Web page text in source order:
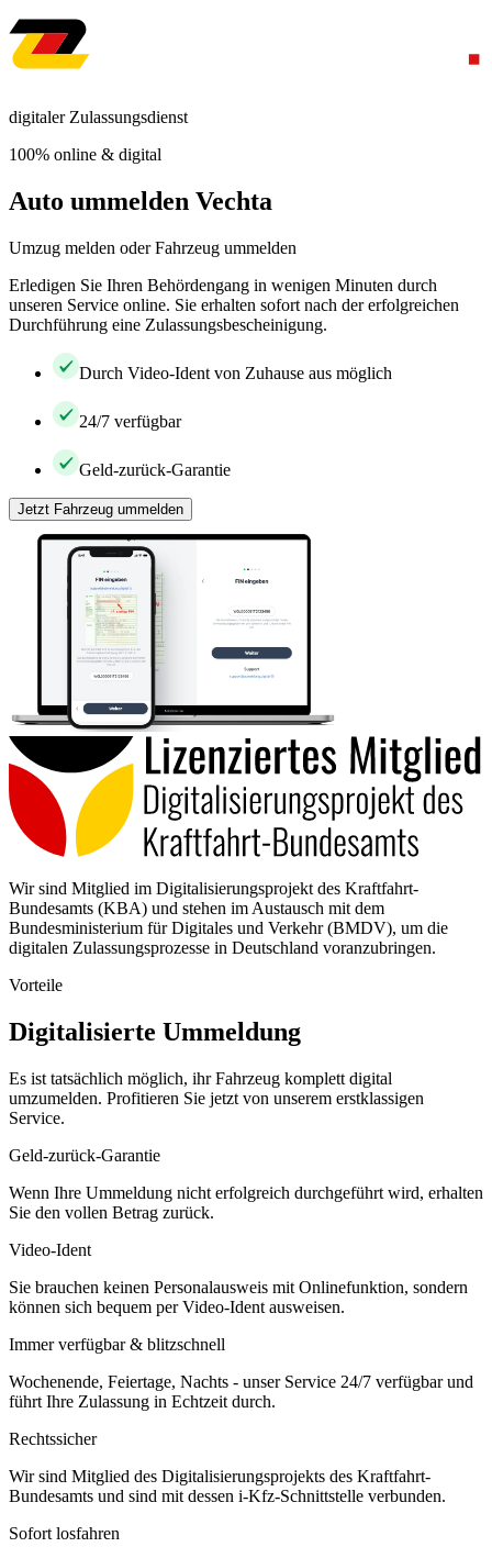
digitaler Zulassungsdienst
100% online & digital
Auto ummelden Vechta
Umzug melden oder Fahrzeug ummelden
Erledigen Sie Ihren Behördengang in wenigen Minuten durch
unseren Service online. Sie erhalten sofort nach der erfolgreichen
Durchführung eine Zulassungsbescheinigung.
Durch Video-Ident von Zuhause aus möglich
24/7 verfügbar
Geld-zurück-Garantie
Jetzt Fahrzeug ummelden
Wir sind Mitglied im Digitalisierungsprojekt des Kraftfahrt-
Bundesamts (KBA) und stehen im Austausch mit dem
Bundesministerium für Digitales und Verkehr (BMDV), um die
digitalen Zulassungsprozesse in Deutschland voranzubringen.
Vorteile
Digitalisierte Ummeldung
Es ist tatsächlich möglich, ihr Fahrzeug komplett digital
umzumelden. Profitieren Sie jetzt von unserem erstklassigen
Service.
Geld-zurück-Garantie
Wenn Ihre Ummeldung nicht erfolgreich durchgeführt wird, erhalten
Sie den vollen Betrag zurück.
Video-Ident
Sie brauchen keinen Personalausweis mit Onlinefunktion, sondern
können sich bequem per Video-Ident ausweisen.
Immer verfügbar & blitzschnell
Wochenende, Feiertage, Nachts - unser Service 24/7 verfügbar und
führt Ihre Zulassung in Echtzeit durch.
Rechtssicher
Wir sind Mitglied des Digitalisierungsprojekts des Kraftfahrt-
Bundesamts und sind mit dessen i-Kfz-Schnittstelle verbunden.
Sofort losfahren